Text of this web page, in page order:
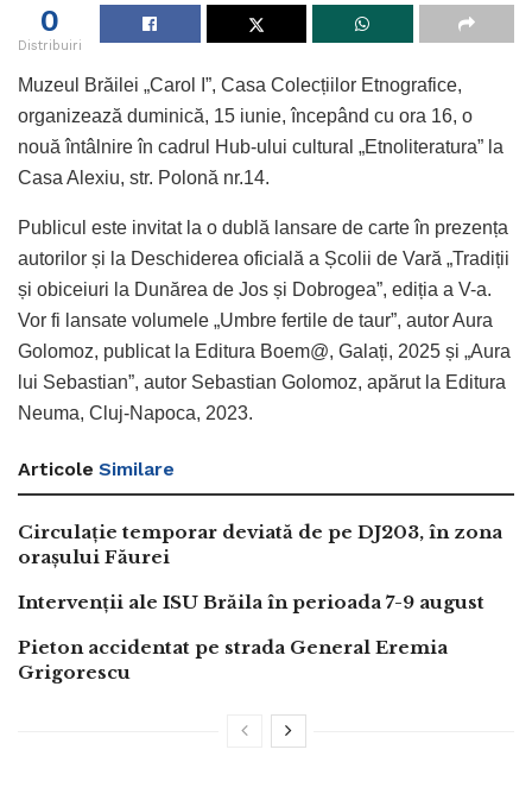
0
Distribuiri
Muzeul Brăilei „Carol I”, Casa Colecțiilor Etnografice,
organizează duminică, 15 iunie, începând cu ora 16, o
nouă întâlnire în cadrul Hub-ului cultural „Etnoliteratura” la
Casa Alexiu, str. Polonă nr.14.
Publicul este invitat la o dublă lansare de carte în prezența
autorilor și la Deschiderea oficială a Școlii de Vară „Tradiții
și obiceiuri la Dunărea de Jos și Dobrogea”, ediția a V-a.
Vor fi lansate volumele „Umbre fertile de taur”, autor Aura
Golomoz, publicat la Editura Boem@, Galați, 2025 și „Aura
lui Sebastian”, autor Sebastian Golomoz, apărut la Editura
Neuma, Cluj-Napoca, 2023.
Articole Similare
Circulație temporar deviată de pe DJ203, în zona
orașului Făurei
Intervenții ale ISU Brăila în perioada 7-9 august
Pieton accidentat pe strada General Eremia
Grigorescu